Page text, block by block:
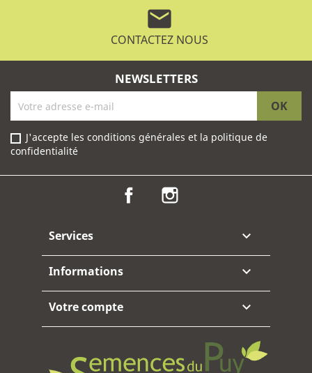
mail
CONTACTEZ NOUS
NEWSLETTERS
J'accepte les conditions générales et la politique de
confidentialité
Facebook
Services 
Informations 
Votre compte 